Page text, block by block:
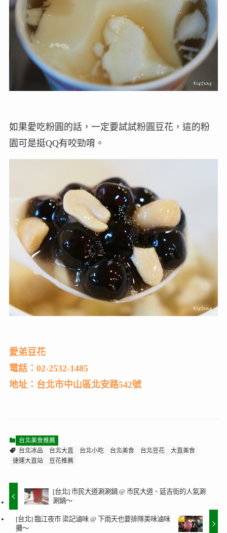
如果愛吃粉圓的話，一定要試試粉圓豆花，這的粉
園可是挺QQ有咬勁唷。
愛弟豆花
電話：02-2532-1485
地址：台北市中山區北安路542號
台北美食推薦
台北冰品
台北大直 台北小吃 台北美食 台北豆花
大直美食
捷運大直站
豆花推薦
[台北] 市民大道涮涮鍋 @ 市民大道、延吉街的人氣涮
涮鍋～
[台北] 臨江夜市 梁記滷味 @ 下雨天也要排隊美味滷味
攤～